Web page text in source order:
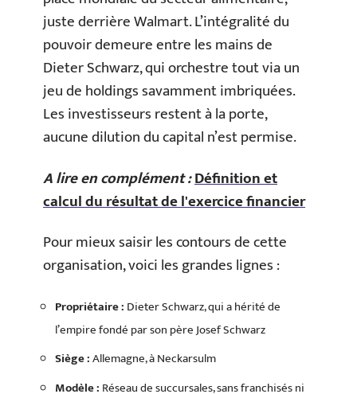
juste derrière Walmart. L’intégralité du
pouvoir demeure entre les mains de
Dieter Schwarz, qui orchestre tout via un
jeu de holdings savamment imbriquées.
Les investisseurs restent à la porte,
aucune dilution du capital n’est permise.
A lire en complément :Définition et
calcul du résultat de l'exercice financier
Pour mieux saisir les contours de cette
organisation, voici les grandes lignes :
Propriétaire : Dieter Schwarz, qui a hérité de
l’empire fondé par son père Josef Schwarz
Siège :Allemagne, à Neckarsulm
Modèle : Réseau de succursales, sans franchisés ni